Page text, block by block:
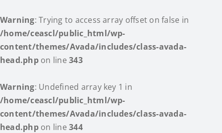
Warning: Trying to access array offset on false in
/home/ceascl/public_html/wp-
content/themes/Avada/includes/class-avada-
head.phpon line343
Warning: Undefined array key 1 in
/home/ceascl/public_html/wp-
content/themes/Avada/includes/class-avada-
head.phpon line344